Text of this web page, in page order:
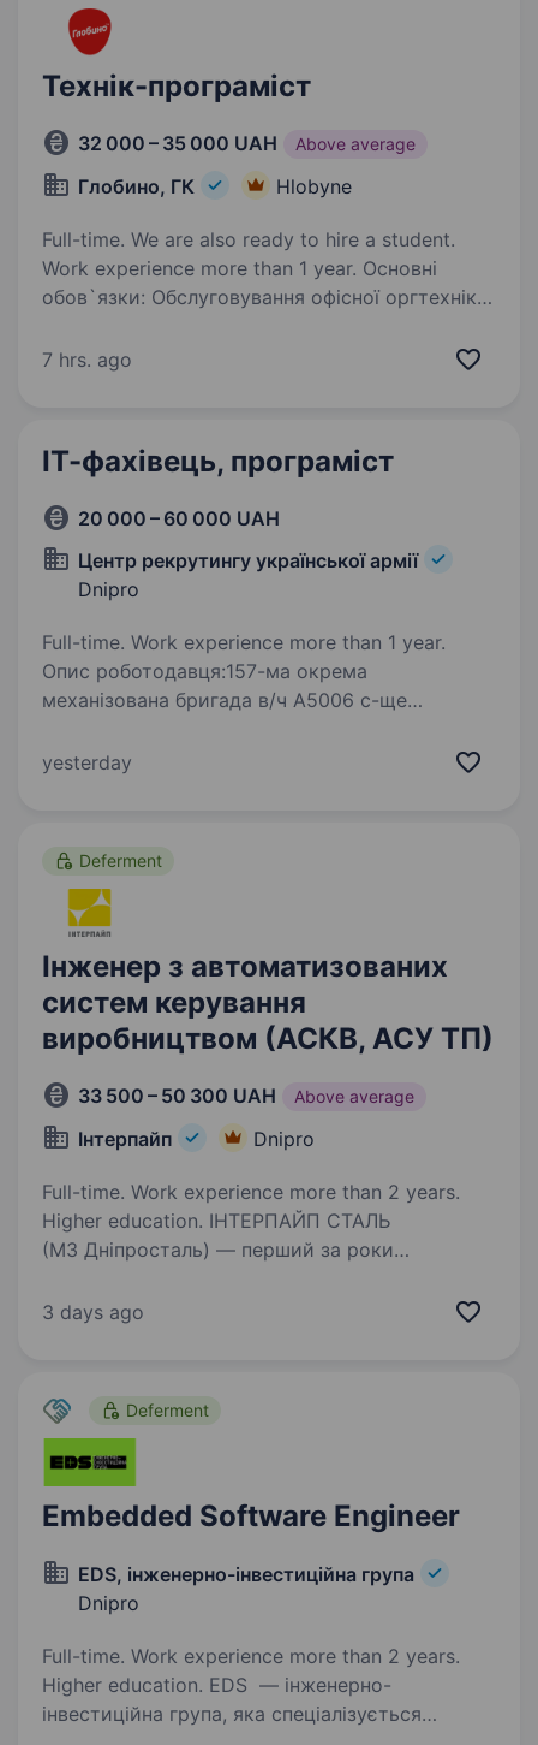
Технік-програміст
32 000 – 35 000 UAH Above average
Глобино, ГК Hlobyne
Full-time. We are also ready to hire a student.
Work experience more than 1 year. Основні
обов`язки: Обслуговування офісної оргтехніки
картриджів) Встановлення та обслуговування
7 hrs. ago
ІТ-фахівець, програміст
20 000 – 60 000 UAH
Центр рекрутингу української армії
Dnipro
Full-time. Work experience more than 1 year.
Опис роботодавця:157-ма окрема
механізована бригада в/ч А5006 с-ще
Окрема Механізована Бригада — формування
yesterday
Deferment
Інженер з автоматизованих
систем керування
виробництвом (АСКВ, АСУ ТП)
33 500 – 50 300 UAH Above average
Інтерпайп Dnipro
Full-time. Work experience more than 2 years.
Higher education. ІНТЕРПАЙП СТАЛЬ
(МЗ Дніпросталь) — перший за роки
електросталеплавильний завод, який поєднує
3 days ago
Deferment
Embedded Software Engineer
EDS, інженерно-інвестиційна група
Dnipro
Full-time. Work experience more than 2 years.
Higher education. EDS — інженерно-
інвестиційна група, яка спеціалізується